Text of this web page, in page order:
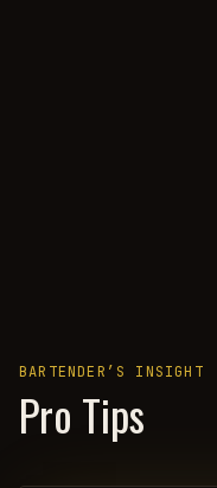
BARTENDER’S INSIGHT
Pro Tips